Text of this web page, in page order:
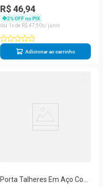
Stolf Preto
R$ 46,94
2% OFF no PIX
1
R$ 47 90
Adicionar ao carrinho
Porta Talheres Em Aço Com